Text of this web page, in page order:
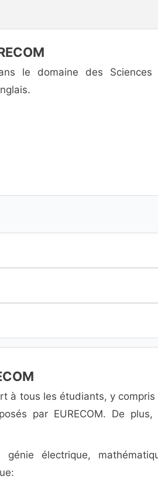
le domaine des Sciences
à tous les étudiants, y compris
par EURECOM. De plus,
électrique,